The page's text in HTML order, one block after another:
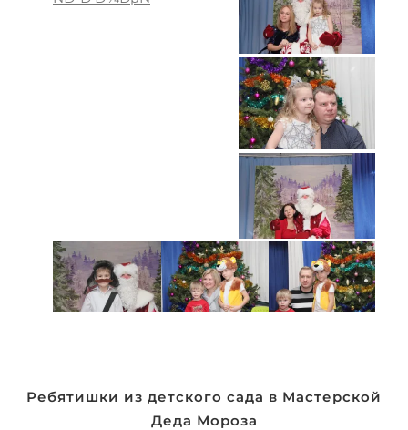
Навигация
Ребятишки из детского сада в Мастерской
Деда Мороза